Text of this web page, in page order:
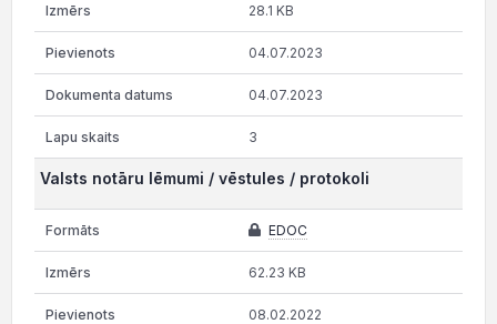
28.1 KB
04.07.2023
04.07.2023
3
Valsts notāru lēmumi / vēstules / protokoli
EDOC
62.23 KB
08.02.2022